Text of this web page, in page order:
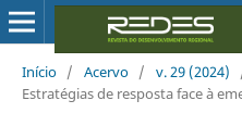
Início / Acervo / v. 29 (2024)
Estratégias de resposta face à